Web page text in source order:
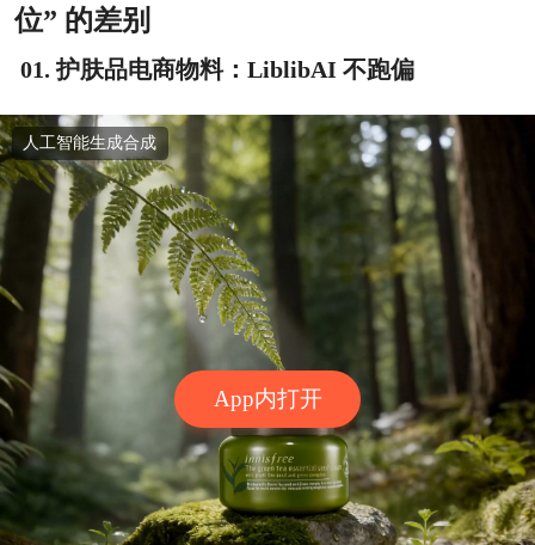
App内打开
位” 的差别
01. 护肤品电商物料：LiblibAI 不跑偏
人工智能生成合成